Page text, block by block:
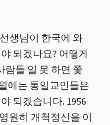
생님이 한국에 와
되겠나요? 어떻게
람들 일 못 하면 쫓
에는 통일교인들은
되겠습니다. 1956
원히 개척정신을 이